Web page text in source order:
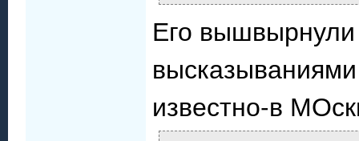
Его вышвырнули
известно-в